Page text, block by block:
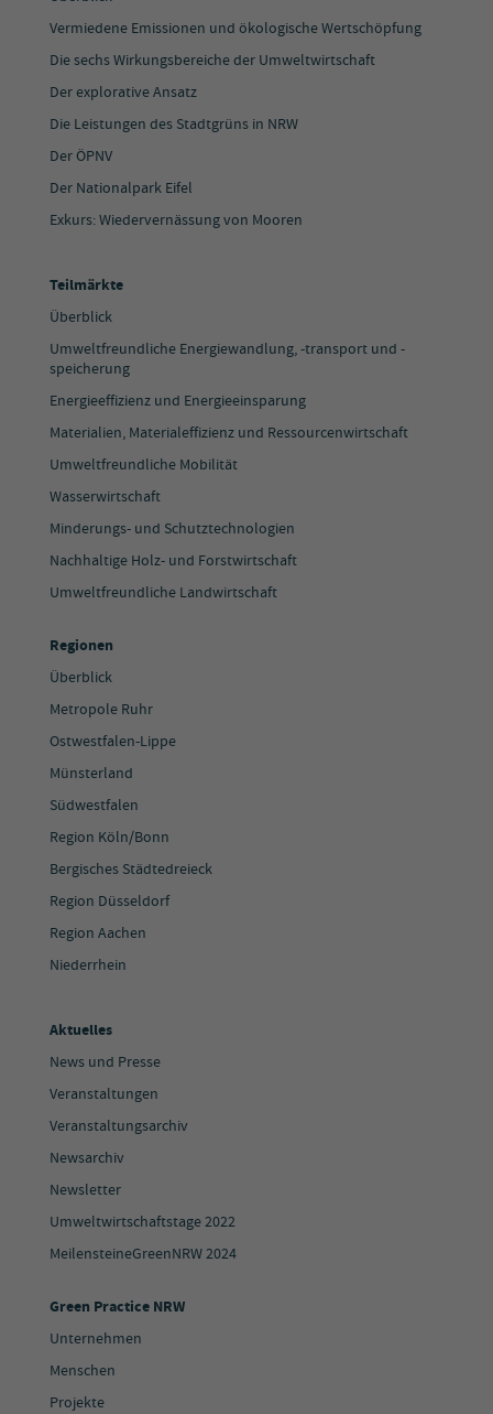
Vermiedene Emissionen und ökologische Wertschöpfung
Die sechs Wirkungsbereiche der Umweltwirtschaft
Der explorative Ansatz
Die Leistungen des Stadtgrüns in NRW
Der ÖPNV
Der Nationalpark Eifel
Exkurs: Wiedervernässung von Mooren
Teilmärkte
Überblick
Umweltfreundliche Energiewandlung, -transport und -
speicherung
Energieeffizienz und Energieeinsparung
Materialien, Materialeffizienz und Ressourcenwirtschaft
Umweltfreundliche Mobilität
Wasserwirtschaft
Minderungs- und Schutztechnologien
Nachhaltige Holz- und Forstwirtschaft
Umweltfreundliche Landwirtschaft
Regionen
Überblick
Metropole Ruhr
Ostwestfalen-Lippe
Münsterland
Südwestfalen
Region Köln/Bonn
Bergisches Städtedreieck
Region Düsseldorf
Region Aachen
Niederrhein
Aktuelles
News und Presse
Veranstaltungen
Veranstaltungsarchiv
Newsarchiv
Newsletter
Umweltwirtschaftstage 2022
MeilensteineGreenNRW 2024
Green Practice NRW
Unternehmen
Menschen
Projekte